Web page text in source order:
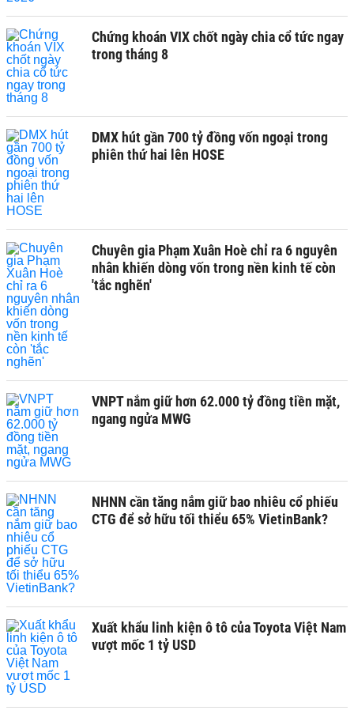
Chứng khoán VIX chốt ngày chia cổ tức ngay
trong tháng 8
DMX hút gần 700 tỷ đồng vốn ngoại trong
phiên thứ hai lên HOSE
Chuyên gia Phạm Xuân Hoè chỉ ra 6 nguyên
nhân khiến dòng vốn trong nền kinh tế còn
'tắc nghẽn'
VNPT nắm giữ hơn 62.000 tỷ đồng tiền mặt,
ngang ngửa MWG
NHNN cần tăng nắm giữ bao nhiêu cổ phiếu
CTG để sở hữu tối thiểu 65% VietinBank?
Xuất khẩu linh kiện ô tô của Toyota Việt Nam
vượt mốc 1 tỷ USD